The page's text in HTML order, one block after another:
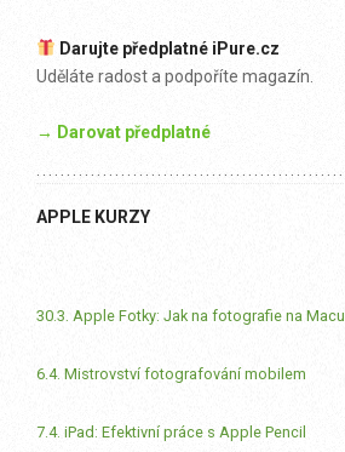
Darujte předplatné iPure.cz
Uděláte radost a podpoříte magazín.
→ Darovat předplatné
APPLE KURZY
30.3. Apple Fotky: Jak na fotografie na Macu
6.4. Mistrovství fotografování mobilem
7.4. iPad: Efektivní práce s Apple Pencil